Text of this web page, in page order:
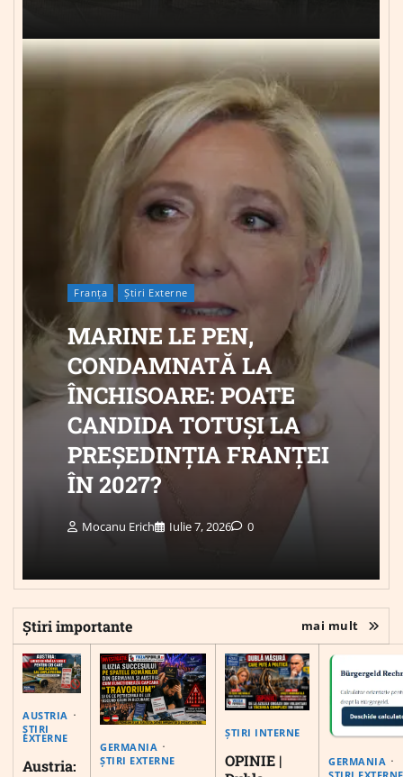
Franța Știri Externe
MARINE LE PEN,
CONDAMNATĂ LA
ÎNCHISOARE: POATE
CANDIDA TOTUȘI LA
PREȘEDINȚIA FRANȚEI
ÎN 2027?
Mocanu Erich Iulie 7, 2026 0
Știri importante mai mult
AUSTRIA
ȘTIRI
EXTERNE
Austria:
GERMANIA
ȘTIRI EXTERNE
ȘTIRI INTERNE
OPINIE |
GERMANIA